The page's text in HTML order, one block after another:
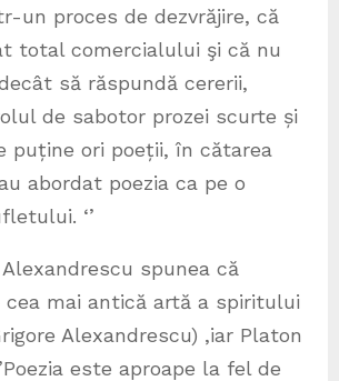
un proces de dezvrăjire, că
total comercialului şi că nu
să răspundă cererii,
de sabotor prozei scurte și
puține ori poeții, în cătarea
abordat poezia ca pe o
‘’
spunea că
cea mai antică artă a spiritului
Alexandrescu) ,iar Platon
este aproape la fel de